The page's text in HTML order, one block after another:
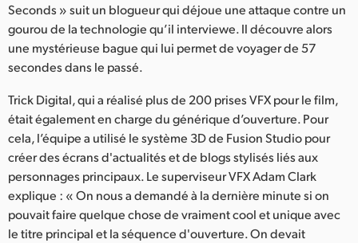
Malaysia
Netherlands
Norway
Poland
Portugal
Singapore
Seconds » suit un blogueur qui déjoue une attaque contre un
gourou de la technologie qu’il interviewe. Il découvre alors
une mystérieuse bague qui lui permet de voyager de 57
secondes dans le passé.
Trick Digital, qui a réalisé plus de 200 prises VFX pour le film,
était également en charge du générique d’ouverture. Pour
cela, l’équipe a utilisé le système 3D de Fusion Studio pour
créer des écrans d'actualités et de blogs stylisés liés aux
personnages principaux. Le superviseur VFX Adam Clark
explique : « On nous a demandé à la dernière minute si on
pouvait faire quelque chose de vraiment cool et unique avec
le titre principal et la séquence d'ouverture. On devait